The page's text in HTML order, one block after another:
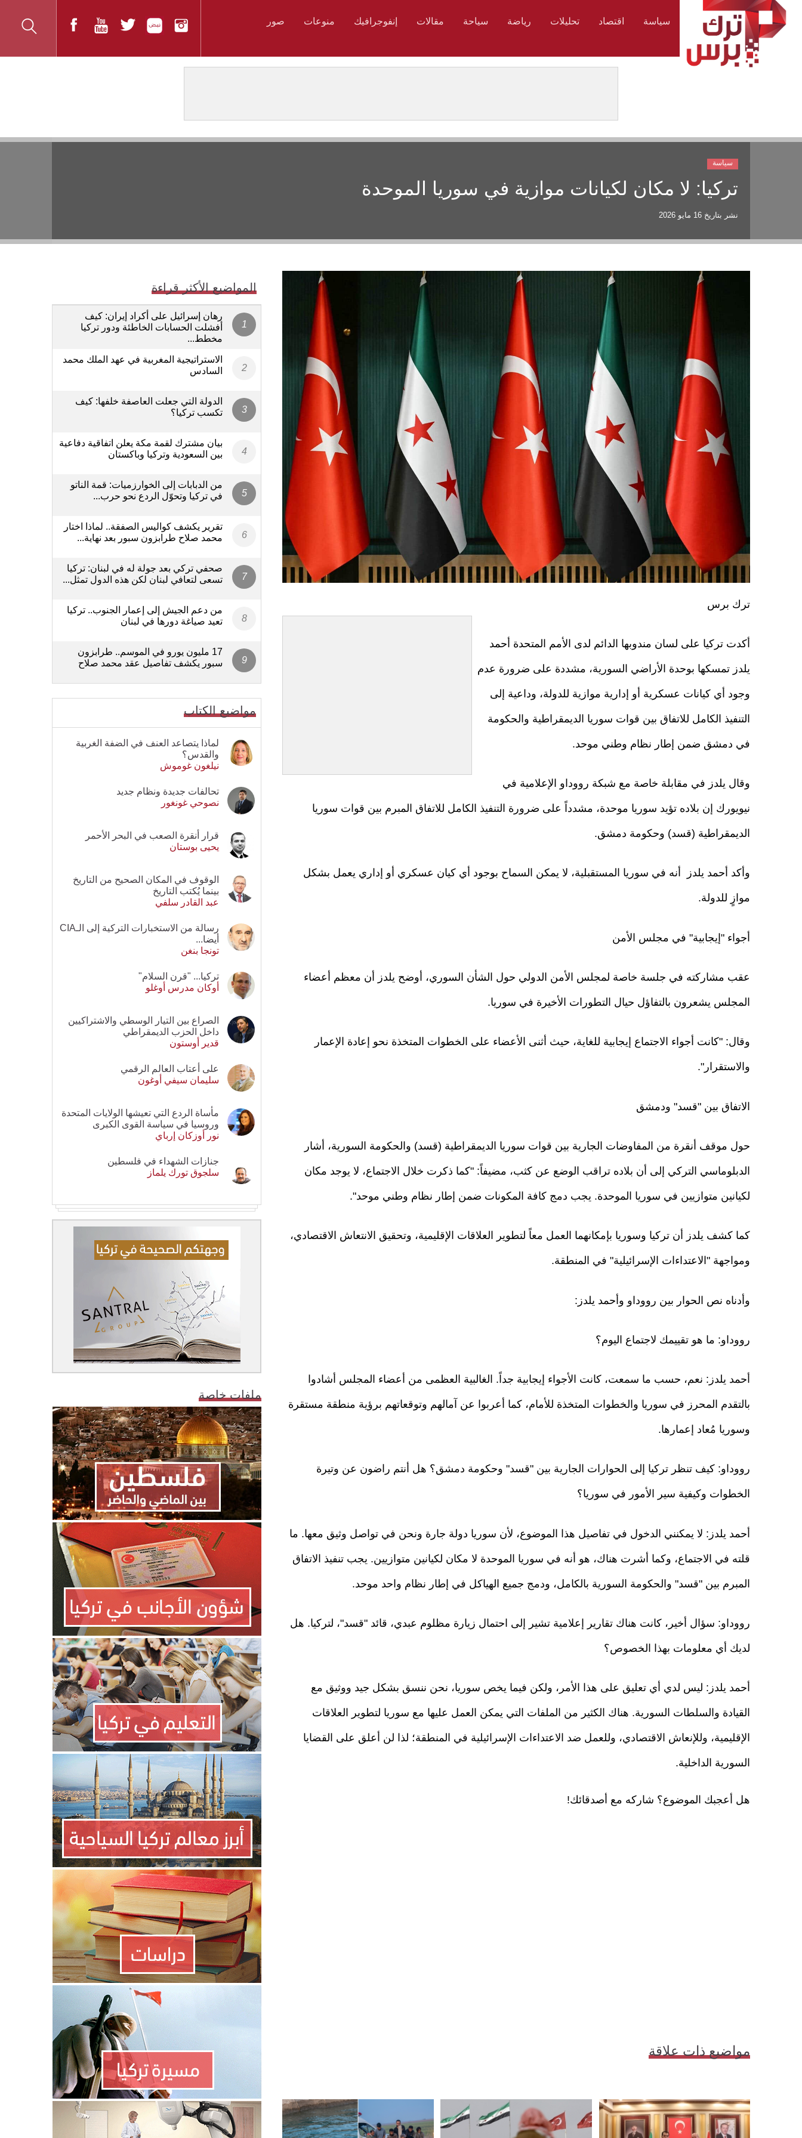
سياسة اقتصاد تحليلات رياضة سياحة مقالات إنفوجرافيك منوعات صور
تركيا: لا مكان لكيانات موازية في سوريا الموحدة
نشر بتاريخ 16 مايو 2026
سياسة
ترك برس
أكدت تركيا على لسان مندوبها الدائم لدى الأمم المتحدة أحمد
يلدز تمسكها بوحدة الأراضي السورية، مشددة على ضرورة عدم
وجود أي كيانات عسكرية أو إدارية موازية للدولة، وداعية إلى
التنفيذ الكامل للاتفاق بين قوات سوريا الديمقراطية والحكومة
في دمشق ضمن إطار نظام وطني موحد.
وقال يلدز في مقابلة خاصة مع شبكة رووداو الإعلامية في
نيويورك إن بلاده تؤيد سوريا موحدة، مشدداً على ضرورة التنفيذ الكامل للاتفاق المبرم بين قوات سوريا
الديمقراطية (قسد) وحكومة دمشق.
وأكد أحمد يلدز أنه في سوريا المستقبلية، لا يمكن السماح بوجود أي كيان عسكري أو إداري يعمل بشكل
موازٍ للدولة.
أجواء "إيجابية" في مجلس الأمن
عقب مشاركته في جلسة خاصة لمجلس الأمن الدولي حول الشأن السوري، أوضح يلدز أن معظم أعضاء
المجلس يشعرون بالتفاؤل حيال التطورات الأخيرة في سوريا.
وقال: "كانت أجواء الاجتماع إيجابية للغاية، حيث أثنى الأعضاء على الخطوات المتخذة نحو إعادة الإعمار
والاستقرار".
الاتفاق بين "قسد" ودمشق
حول موقف أنقرة من المفاوضات الجارية بين قوات سوريا الديمقراطية (قسد) والحكومة السورية، أشار
الدبلوماسي التركي إلى أن بلاده تراقب الوضع عن كثب، مضيفاً: "كما ذكرت خلال الاجتماع، لا يوجد مكان
لكيانين متوازيين في سوريا الموحدة. يجب دمج كافة المكونات ضمن إطار نظام وطني موحد".
كما كشف يلدز أن تركيا وسوريا بإمكانهما العمل معاً لتطوير العلاقات الإقليمية، وتحقيق الانتعاش الاقتصادي،
ومواجهة "الاعتداءات الإسرائيلية" في المنطقة.
وأدناه نص الحوار بين رووداو وأحمد يلدز:
رووداو: ما هو تقييمك لاجتماع اليوم؟
أحمد يلدز: نعم، حسب ما سمعت، كانت الأجواء إيجابية جداً. الغالبية العظمى من أعضاء المجلس أشادوا
بالتقدم المحرز في سوريا والخطوات المتخذة للأمام، كما أعربوا عن آمالهم وتوقعاتهم برؤية منطقة مستقرة
وسوريا مُعاد إعمارها.
رووداو: كيف تنظر تركيا إلى الحوارات الجارية بين "قسد" وحكومة دمشق؟ هل أنتم راضون عن وتيرة
الخطوات وكيفية سير الأمور في سوريا؟
أحمد يلدز: لا يمكنني الدخول في تفاصيل هذا الموضوع، لأن سوريا دولة جارة ونحن في تواصل وثيق معها. ما
قلته في الاجتماع، وكما أشرت هناك، هو أنه في سوريا الموحدة لا مكان لكيانين متوازيين. يجب تنفيذ الاتفاق
المبرم بين "قسد" والحكومة السورية بالكامل، ودمج جميع الهياكل في إطار نظام واحد موحد.
رووداو: سؤال أخير، كانت هناك تقارير إعلامية تشير إلى احتمال زيارة مظلوم عبدي، قائد "قسد"، لتركيا. هل
لديك أي معلومات بهذا الخصوص؟
أحمد يلدز: ليس لدي أي تعليق على هذا الأمر، ولكن فيما يخص سوريا، نحن ننسق بشكل جيد ووثيق مع
القيادة والسلطات السورية. هناك الكثير من الملفات التي يمكن العمل عليها مع سوريا لتطوير العلاقات
الإقليمية، وللإنعاش الاقتصادي، وللعمل ضد الاعتداءات الإسرائيلية في المنطقة؛ لذا لن أعلق على القضايا
السورية الداخلية.
هل أعجبك الموضوع؟ شاركه مع أصدقائك!
مواضيع ذات علاقة
المواضيع الأكثر قراءة
رهان إسرائيل على أكراد إيران: كيف
أفشلت الحسابات الخاطئة ودور تركيا
مخطط...
الاستراتيجية المغربية في عهد الملك محمد
السادس
الدولة التي جعلت العاصفة خلفها: كيف
تكسب تركيا؟
بيان مشترك لقمة مكة يعلن اتفاقية دفاعية
بين السعودية وتركيا وباكستان
من الدبابات إلى الخوارزميات: قمة الناتو
في تركيا وتحوّل الردع نحو حرب...
تقرير يكشف كواليس الصفقة.. لماذا اختار
محمد صلاح طرابزون سبور بعد نهاية...
صحفي تركي بعد جولة له في لبنان: تركيا
تسعى لتعافي لبنان لكن هذه الدول تمثل...
من دعم الجيش إلى إعمار الجنوب.. تركيا
تعيد صياغة دورها في لبنان
17 مليون يورو في الموسم.. طرابزون
سبور يكشف تفاصيل عقد محمد صلاح
مواضيع الكتاب
لماذا يتصاعد العنف في الضفة الغربية
والقدس؟
نيلغون غوموش
تحالفات جديدة ونظام جديد
نصوحي غونغور
قرار أنقرة الصعب في البحر الأحمر
يحيى بوستان
الوقوف في المكان الصحيح من التاريخ
بينما يُكتب التاريخ
عبد القادر سلفي
رسالة من الاستخبارات التركية إلى الـCIA
أيضا...
تونجا بنغن
تركيا... "قرن السلام"
أوكان مدرس أوغلو
الصراع بين التيار الوسطي والاشتراكيين
داخل الحزب الديمقراطي
قدير أوستون
على أعتاب العالم الرقمي
سليمان سيفي أوغون
مأساة الردع التي تعيشها الولايات المتحدة
وروسيا في سياسة القوى الكبرى
نور أوزكان إرباي
جنازات الشهداء في فلسطين
سلجوق تورك يلماز
ملفات خاصة